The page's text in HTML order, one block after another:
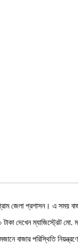
জেলা প্রশাসন। এ
দেখেন ম্যাজিস্ট্রেট
বাজার পরিস্থিতি